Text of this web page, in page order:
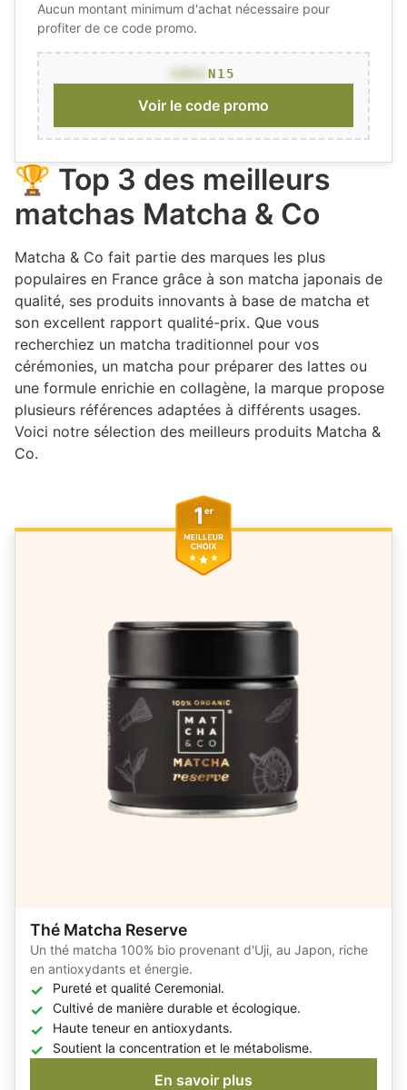
Aucun montant minimum d'achat nécessaire pour
profiter de ce code promo.
GREEN15
Voir le code promo
🏆 Top 3 des meilleurs
matchas Matcha & Co
Matcha & Co fait partie des marques les plus
populaires en France grâce à son matcha japonais de
qualité, ses produits innovants à base de matcha et
son excellent rapport qualité-prix. Que vous
recherchiez un matcha traditionnel pour vos
cérémonies, un matcha pour préparer des lattes ou
une formule enrichie en collagène, la marque propose
plusieurs références adaptées à différents usages.
Voici notre sélection des meilleurs produits Matcha &
Co.
Thé Matcha Reserve
Un thé matcha 100% bio provenant d'Uji, au Japon, riche
en antioxydants et énergie.
Pureté et qualité Ceremonial.
Cultivé de manière durable et écologique.
Haute teneur en antioxydants.
Soutient la concentration et le métabolisme.
En savoir plus